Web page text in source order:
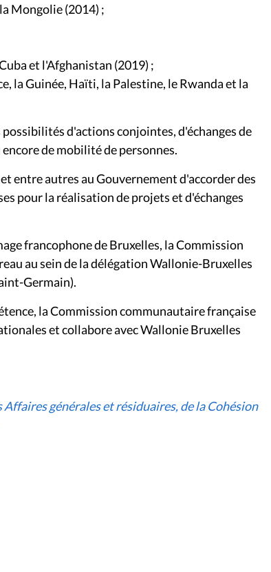
Mongolie (2014) ;
et l'Afghanistan (2019) ;
la Guinée, Haïti, la Palestine, le Rwanda et la
d'actions conjointes, d'échanges de
de mobilité de personnes.
entre autres au Gouvernement d'accorder des
pour la réalisation de projets et d'échanges
francophone de Bruxelles, la Commission
au sein de la délégation Wallonie-Bruxelles
Germain).
la Commission communautaire française
et collabore avec Wallonie Bruxelles
Affaires générales et résiduaires, de la Cohésion